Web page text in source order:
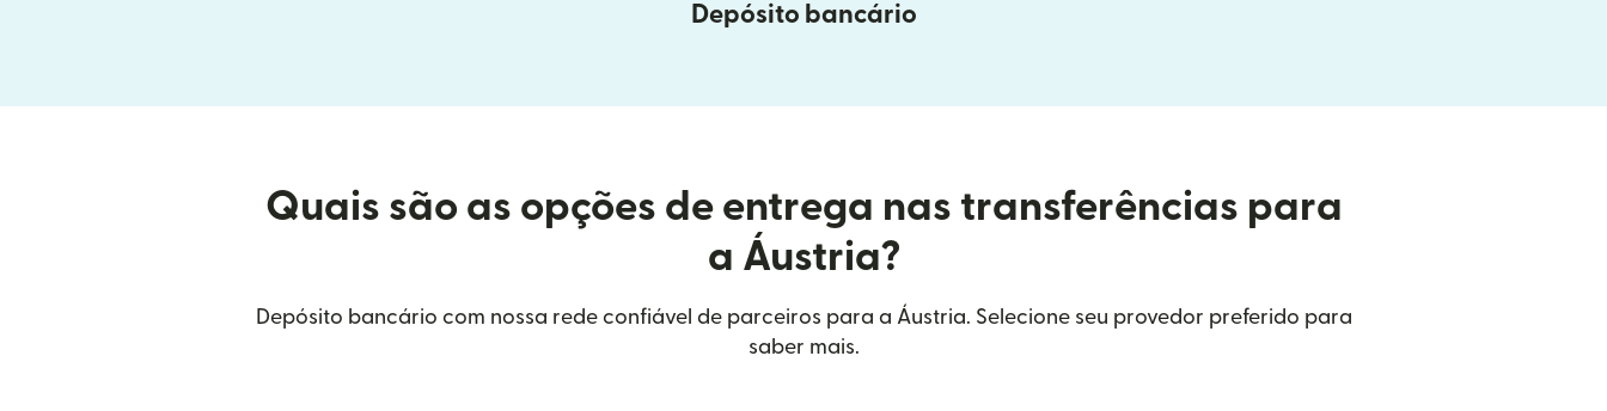
Depósito bancário
Quais são as opções de entrega nas transferências para
a Áustria?
Depósito bancário com nossa rede confiável de parceiros para a Áustria. Selecione seu provedor preferido para
saber mais.